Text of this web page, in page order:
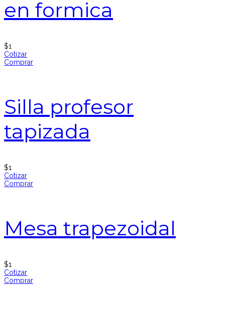
en formica
$1
Cotizar
Comprar
Silla profesor
tapizada
$1
Cotizar
Comprar
Mesa trapezoidal
$1
Cotizar
Comprar